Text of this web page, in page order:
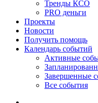
Тренды КСО
PRO деньги
Проекты
Новости
Получить помощь
Календарь событий
Активные
Завершенные
Все события